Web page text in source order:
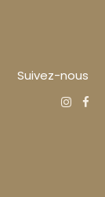
Suivez-nous